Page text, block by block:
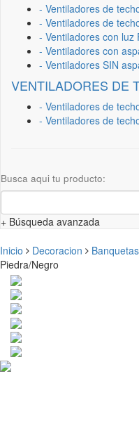
- Ventiladores de
- Ventiladores de
- Ventiladores con luz
- Ventiladores con
- Ventiladores SIN
VENTILADORES DE
- Ventiladores de
- Ventiladores de
Busca aqui tu producto:
+ Búsqueda avanzada
Inicio Decoracion Banquetas
Piedra/Negro